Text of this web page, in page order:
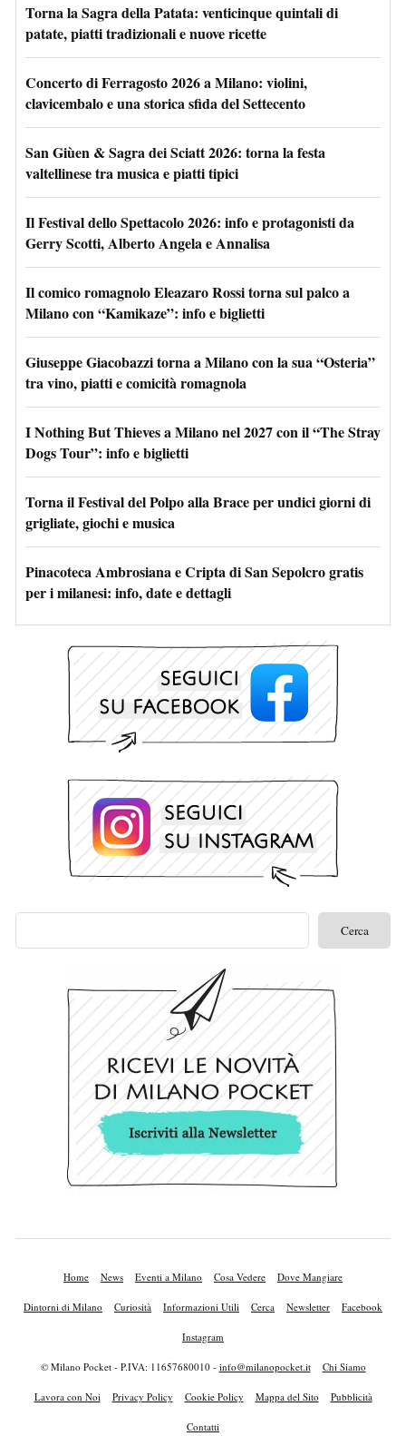
Torna la Sagra della Patata: venticinque quintali di
patate, piatti tradizionali e nuove ricette
Concerto di Ferragosto 2026 a Milano: violini,
clavicembalo e una storica sfida del Settecento
San Giùen & Sagra dei Sciatt 2026: torna la festa
valtellinese tra musica e piatti tipici
Il Festival dello Spettacolo 2026: info e protagonisti da
Gerry Scotti, Alberto Angela e Annalisa
Il comico romagnolo Eleazaro Rossi torna sul palco a
Milano con “Kamikaze”: info e biglietti
Giuseppe Giacobazzi torna a Milano con la sua “Osteria”
tra vino, piatti e comicità romagnola
I Nothing But Thieves a Milano nel 2027 con il “The Stray
Dogs Tour”: info e biglietti
Torna il Festival del Polpo alla Brace per undici giorni di
grigliate, giochi e musica
Pinacoteca Ambrosiana e Cripta di San Sepolcro gratis
per i milanesi: info, date e dettagli
Home News Eventi a Milano Cosa Vedere Dove Mangiare
Dintorni di Milano Curiosità Informazioni Utili Cerca Newsletter Facebook
Instagram
© Milano Pocket - P.IVA: 11657680010 - info@milanopocket.it Chi Siamo
Lavora con Noi Privacy Policy Cookie Policy Mappa del Sito Pubblicità
Contatti